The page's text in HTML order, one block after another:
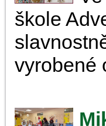
škole
vyrobené